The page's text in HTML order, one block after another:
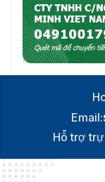
Email:
Hỗ trợ